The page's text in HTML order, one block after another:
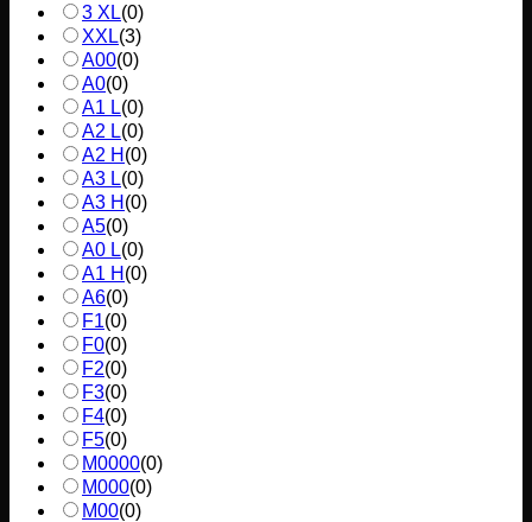
3 XL(0)
XXL(3)
A00(0)
A0(0)
A1 L(0)
A2 L(0)
A2 H (0)
A3 L(0)
A3 H (0)
A5(0)
A0 L(0)
A1 H (0)
A6(0)
F1(0)
F0(0)
F2(0)
F3(0)
F4(0)
F5(0)
M0000(0)
M000(0)
M00(0)